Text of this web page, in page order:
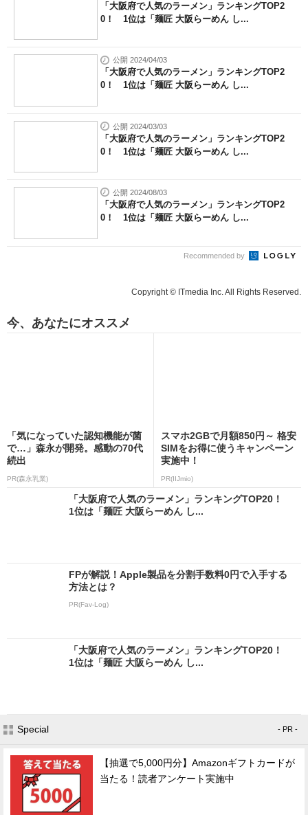
「大阪府で人気のラーメン」ランキングTOP2
0！ 1位は「麺匠 大阪らーめん し...
公開 2024/04/03
「大阪府で人気のラーメン」ランキングTOP2
0！ 1位は「麺匠 大阪らーめん し...
公開 2024/03/03
「大阪府で人気のラーメン」ランキングTOP2
0！ 1位は「麺匠 大阪らーめん し...
公開 2024/08/03
「大阪府で人気のラーメン」ランキングTOP2
0！ 1位は「麺匠 大阪らーめん し...
Recommended by
Copyright © ITmedia Inc. All Rights Reserved.
今、あなたにオススメ
「気になっていた認知機能が菌
で…」森永が開発。感動の70代
続出
PR(森永乳業)
スマホ2GBで月額850円～ 格安
SIMをお得に使うキャンペーン
実施中！
PR(IIJmio)
「大阪府で人気のラーメン」ランキングTOP20！
1位は「麺匠 大阪らーめん し...
FPが解説！Apple製品を分割手数料0円で入手する
方法とは？
PR(Fav-Log)
「大阪府で人気のラーメン」ランキングTOP20！
1位は「麺匠 大阪らーめん し...
Special - PR -
【抽選で5,000円分】Amazonギフトカードが
当たる！読者アンケート実施中